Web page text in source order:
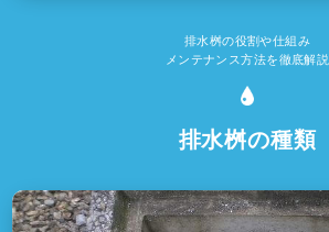
排水桝の役割や仕組み
メンテナンス方法を徹底解説
排水桝の種類